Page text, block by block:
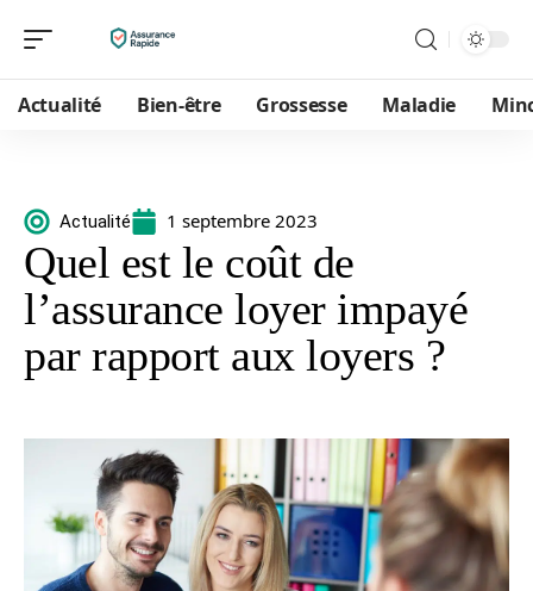
Actualité Bien-être Grossesse Maladie
Actualité 1 septembre 2023
Quel est le coût de
l’assurance loyer impayé
par rapport aux loyers ?